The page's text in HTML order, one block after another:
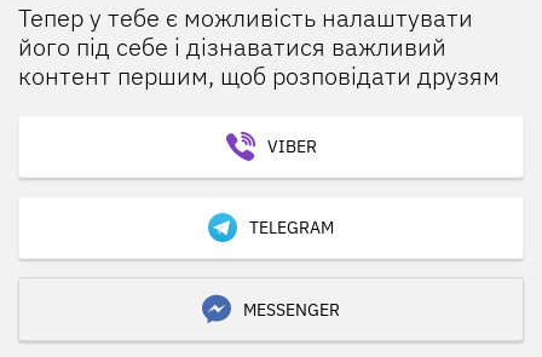
Тепер у тебе є можливість налаштувати
його під себе і дізнаватися важливий
контент першим, щоб розповідати друзям
VIBER
TELEGRAM
MESSENGER